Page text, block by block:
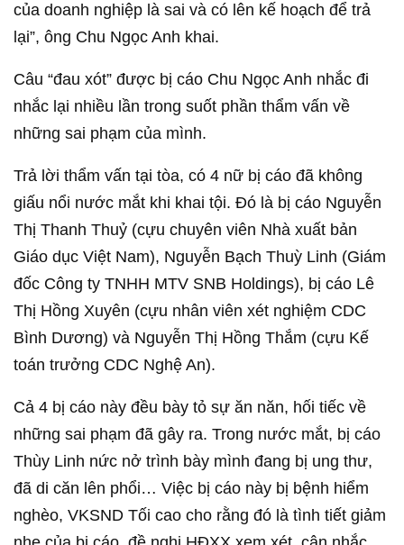
của doanh nghiệp là sai và có lên kế hoạch để trả
lại”, ông Chu Ngọc Anh khai.
Câu “đau xót” được bị cáo Chu Ngọc Anh nhắc đi
nhắc lại nhiều lần trong suốt phần thẩm vấn về
những sai phạm của mình.
Trả lời thẩm vấn tại tòa, có 4 nữ bị cáo đã không
giấu nổi nước mắt khi khai tội. Đó là bị cáo Nguyễn
Thị Thanh Thuỷ (cựu chuyên viên Nhà xuất bản
Giáo dục Việt Nam), Nguyễn Bạch Thuỳ Linh (Giám
đốc Công ty TNHH MTV SNB Holdings), bị cáo Lê
Thị Hồng Xuyên (cựu nhân viên xét nghiệm CDC
Bình Dương) và Nguyễn Thị Hồng Thắm (cựu Kế
toán trưởng CDC Nghệ An).
Cả 4 bị cáo này đều bày tỏ sự ăn năn, hối tiếc về
những sai phạm đã gây ra. Trong nước mắt, bị cáo
Thùy Linh nức nở trình bày mình đang bị ung thư,
đã di căn lên phổi… Việc bị cáo này bị bệnh hiểm
nghèo, VKSND Tối cao cho rằng đó là tình tiết giảm